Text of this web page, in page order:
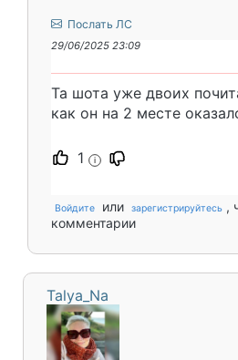
Послать ЛС
29/06/2025 23:09
Та шота уже двоих
как он на 2 месте
1 i
Войдите или зарегистрируйтесь ,
комментарии
Talya_Na